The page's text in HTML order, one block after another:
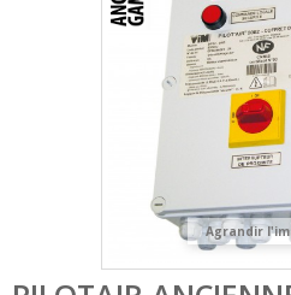
Agrandir